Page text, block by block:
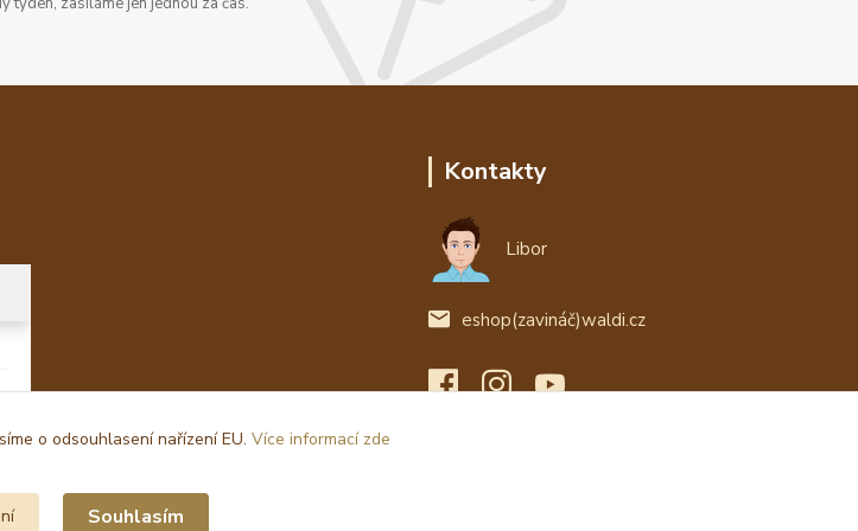
Kontakty
Libor
eshop(zavináč)waldi.cz
o odsouhlasení nařízení EU. Více informací zde
Souhlasím